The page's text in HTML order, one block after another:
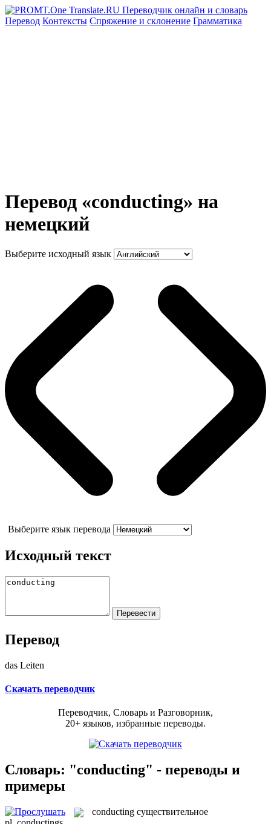
Перевод Контексты Спряжение и склонение Грамматика
Перевод «conducting» на
немецкий
Выберите исходный язык
Выберите язык перевода
Исходный текст
Перевод
das Leiten
Скачать переводчик
Переводчик, Словарь и Разговорник,
20+ языков, избранные переводы.
Словарь: "conducting" - переводы и
примеры
conducting существительное